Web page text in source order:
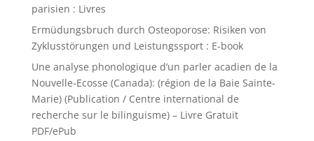
parisien : Livres
Ermüdungsbruch durch Osteoporose: Risiken von
Zyklusstörungen und Leistungssport : E-book
Une analyse phonologique d’un parler acadien de la
Nouvelle-Ecosse (Canada): (région de la Baie Sainte-
Marie) (Publication / Centre international de
recherche sur le bilinguisme) – Livre Gratuit
PDF/ePub